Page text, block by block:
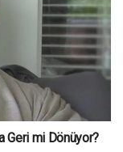
Geri mi Dönüyor?